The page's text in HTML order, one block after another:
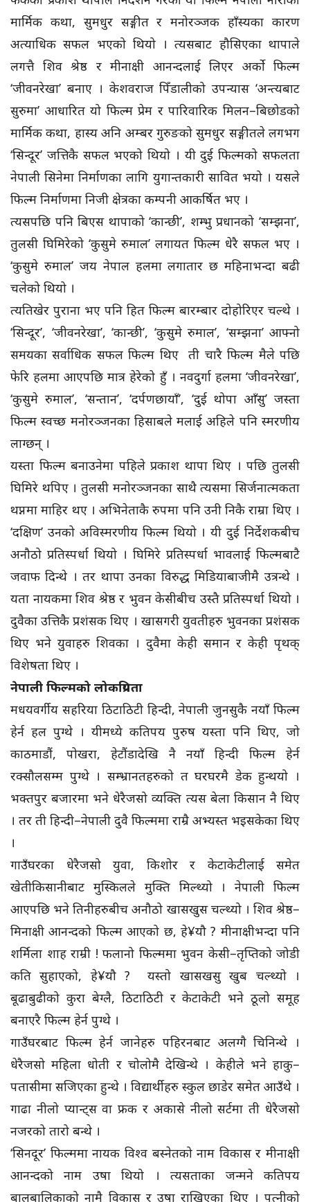
मार्मिक कथा, सुमधुर सङ्गीत र मनोरञ्जक हाँस्यका कारण
अत्याधिक सफल भएको थियो । त्यसबाट हौसिएका थापाले
लगत्तै शिव श्रेष्ठ र मीनाक्षी आनन्दलाई लिएर अर्को फिल्म
‘जीवनरेखा’ बनाए । केशवराज पिँडालीको उपन्यास ‘अन्त्यबाट
सुरुमा’ आधारित यो फिल्म प्रेम र पारिवारिक मिलन–बिछोडको
मार्मिक कथा, हास्य अनि अम्बर गुरुङको सुमधुर सङ्गीतले लगभग
‘सिन्दूर’ जत्तिकै सफल भएको थियो । यी दुई फिल्मको सफलता
नेपाली सिनेमा निर्माणका लागि युगान्तकारी सावित भयो । यसले
फिल्म निर्माणमा निजी क्षेत्रका कम्पनी आकर्षित भए ।
त्यसपछि पनि बिएस थापाको ‘कान्छी’, शम्भु प्रधानको ‘सम्झना’,
तुलसी घिमिरेको ‘कुसुमे रुमाल’ लगायत फिल्म धेरै सफल भए ।
‘कुसुमे रुमाल’ जय नेपाल हलमा लगातार छ महिनाभन्दा बढी
चलेको थियो ।
त्यतिखेर पुराना भए पनि हित फिल्म बारम्बार दोहोरिएर चल्थे ।
‘सिन्दूर’, ‘जीवनरेखा’, ‘कान्छी’, ‘कुसुमे रुमाल’, ‘सम्झना’ आफ्नो
समयका सर्वाधिक सफल फिल्म थिए ती चारै फिल्म मैले पछि
फेरि हलमा आएपछि मात्र हेरेको हुँ । नवदुर्गा हलमा ‘जीवनरेखा’,
‘कुसुमे रुमाल’, ‘सन्तान’, ‘दर्पणछायाँ’, ‘दुई थोपा आँसु’ जस्ता
फिल्म स्वच्छ मनोरञ्जनका हिसाबले मलाई अहिले पनि स्मरणीय
लाग्छन् ।
यस्ता फिल्म बनाउनेमा पहिले प्रकाश थापा थिए । पछि तुलसी
घिमिरे थपिए । तुलसी मनोरञ्जनका साथै त्यसमा सिर्जनात्मकता
थप्नमा माहिर थए । अभिनेताकै रुपमा पनि उनी निकै राम्रा थिए ।
‘दक्षिण’ उनको अविस्मरणीय फिल्म थियो । यी दुई निर्देशकबीच
अनौठो प्रतिस्पर्धा थियो । घिमिरे प्रतिस्पर्धा भावलाई फिल्मबाटै
जवाफ दिन्थे । तर थापा उनका विरुद्ध मिडियाबाजीमै उत्रन्थे ।
यता नायकमा शिव श्रेष्ठ र भुवन केसीबीच उस्तै प्रतिस्पर्धा थियो ।
दुवैका उत्तिकै प्रशंसक थिए । खासगरी युवतीहरु भुवनका प्रशंसक
थिए भने युवाहरु शिवका । दुवैमा केही समान र केही पृथक्
विशेषता थिए ।
नेपाली फिल्मको लोकप्रियता
मधयवर्गीय सहरिया ठिटाठिटी हिन्दी, नेपाली जुनसुकै नयाँ फिल्म
हेर्न हल पुग्थे । यीमध्ये कतिपय पुरुष यस्ता पनि थिए, जो
काठमाडौं, पोखरा, हेटौंडादेखि नै नयाँ हिन्दी फिल्म हेर्न
रक्सौलसम्म पुग्थे । सम्भ्रानतहरुको त घरघरमै डेक हुन्थयो ।
भक्तपुर बजारमा भने धेरैजसो व्यक्ति त्यस बेला किसान नै थिए
। तर ती हिन्दी–नेपाली दुवै फिल्ममा राम्रै अभ्यस्त भइसकेका थिए
।
गाउँघरका धेरैजसो युवा, किशोर र केटाकेटीलाई समेत
खेतीकिसानीबाट मुस्किलले मुक्ति मिल्थ्यो । नेपाली फिल्म
आएपछि भने तिनीहरुबीच अनौठो खासखुस चल्थ्यो । शिव श्रेष्ठ–
मिनाक्षी आनन्दको फिल्म आएको छ, हे¥यौ ? मीनाक्षीभन्दा पनि
शर्मिला शाह राम्री ! फलानो फिल्ममा भुवन केसी–तृप्तिको जोडी
कति सुहाएको, हे¥यौ ? यस्तो खासखसु खुब चल्थ्यो ।
बूढाबुढीको कुरा बेग्लै, ठिटाठिटी र केटाकेटी भने ठूलो समूह
बनाएरै फिल्म हेर्न पुग्थे ।
गाउँघरबाट फिल्म हेर्न जानेहरु पहिरनबाट अलग्गै चिनिन्थे ।
धेरैजसो महिला धोती र चोलोमै देखिन्थे । केहीले भने हाकु–
पतासीमा सजिएका हुन्थे । विद्यार्थीहरु स्कुल छाडेर समेत आउँथे ।
गाढा नीलो प्यान्ट्स वा फ्रक र अकासे नीलो सर्टमा ती धेरैजसो
नजरको तारो बन्थे ।
‘सिनदूर’ फिल्ममा नायक विश्व बस्नेतको नाम विकास र मीनाक्षी
आनन्दको नाम उषा थियो । त्यसताका जन्मने कतिपय
बालबालिकाको नामै विकास र उषा राखिएका थिए । पत्नीको